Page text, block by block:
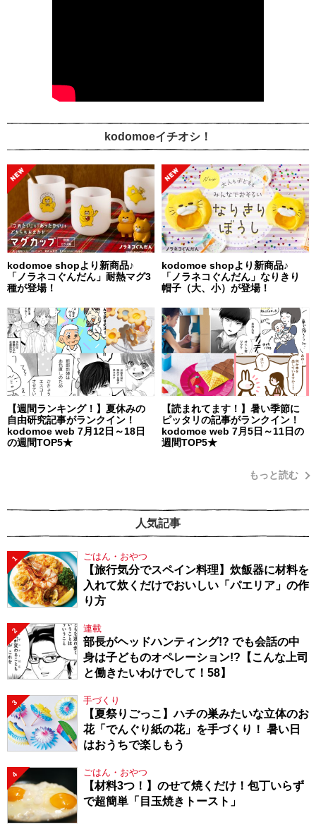
kodomoeイチオシ！
kodomoe shopより新商品♪
「ノラネコぐんだん」耐熱マグ3
種が登場！
kodomoe shopより新商品♪
「ノラネコぐんだん」なりきり
帽子（大、小）が登場！
【週間ランキング！】夏休みの
自由研究記事がランクイン！
kodomoe web 7月12日～18日
の週間TOP5★
【読まれてます！】暑い季節に
ピッタリの記事がランクイン！
kodomoe web 7月5日～11日の
週間TOP5★
もっと読む
人気記事
1 ごはん・おやつ
【旅行気分でスペイン料理】炊飯器に材料を
入れて炊くだけでおいしい「パエリア」の作
り方
2 連載
部長がヘッドハンティング!? でも会話の中
身は子どものオペレーション!?【こんな上司
と働きたいわけでして！58】
3 手づくり
【夏祭りごっこ】ハチの巣みたいな立体のお
花「でんぐり紙の花」を手づくり！ 暑い日
はおうちで楽しもう
4 ごはん・おやつ
【材料3つ！】のせて焼くだけ！包丁いらず
で超簡単「目玉焼きトースト」